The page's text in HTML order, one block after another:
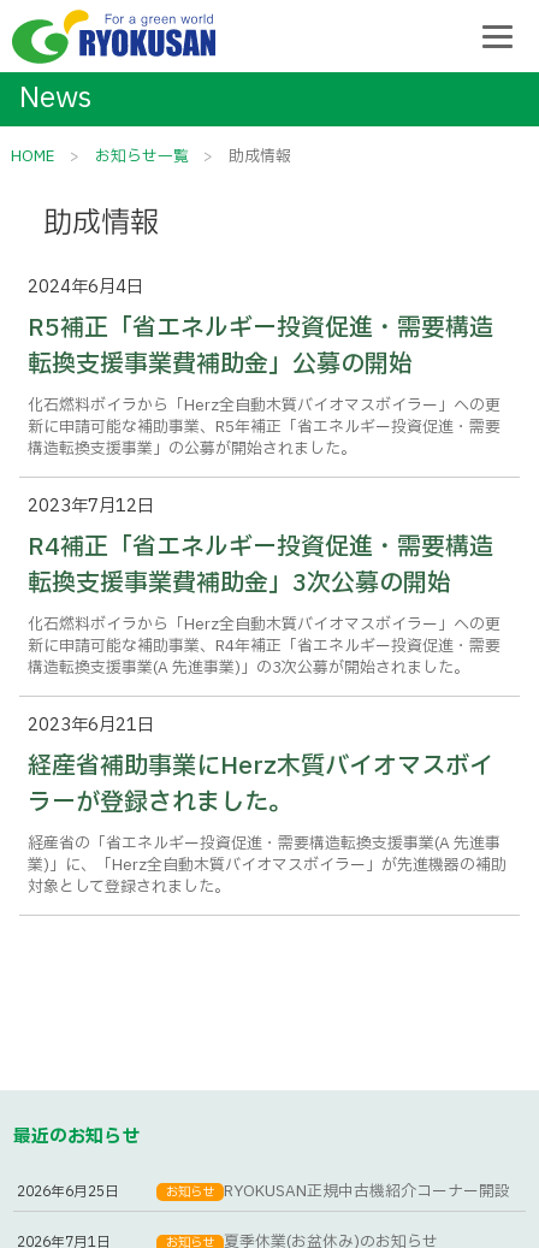
News
HOME お知らせ一覧 助成情報
助成情報
2024年6月4日
R5補正「省エネルギー投資促進・需要構造
転換支援事業費補助金」公募の開始
化石燃料ボイラから「Herz全自動木質バイオマスボイラー」への更
新に申請可能な補助事業、R5年補正「省エネルギー投資促進・需要
構造転換支援事業」の公募が開始されました。
2023年7月12日
R4補正「省エネルギー投資促進・需要構造
転換支援事業費補助金」3次公募の開始
化石燃料ボイラから「Herz全自動木質バイオマスボイラー」への更
新に申請可能な補助事業、R4年補正「省エネルギー投資促進・需要
構造転換支援事業(A 先進事業)」の3次公募が開始されました。
2023年6月21日
経産省補助事業にHerz木質バイオマスボイ
ラーが登録されました。
経産省の「省エネルギー投資促進・需要構造転換支援事業(A 先進事
業)」に、「Herz全自動木質バイオマスボイラー」が先進機器の補助
対象として登録されました。
最近のお知らせ
2026年6月25日 お知らせ RYOKUSAN正規中古機紹介コーナー開設
2026年7月1日 お知らせ 夏季休業(お盆休み)のお知らせ